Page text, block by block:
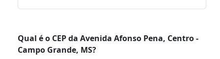
Qual é o CEP da Avenida Afonso Pena, Centro -
Campo Grande, MS?